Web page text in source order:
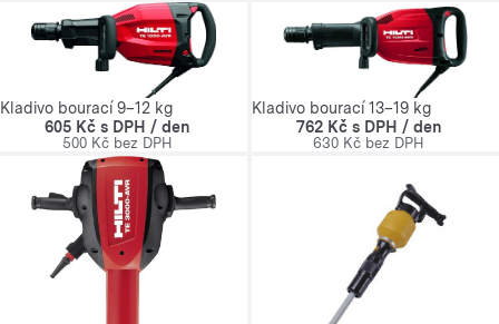
Kladivo bourací 9–12 kg
605 Kč s DPH / den
500 Kč bez DPH
Kladivo bourací 13–19 kg
762 Kč s DPH / den
630 Kč bez DPH